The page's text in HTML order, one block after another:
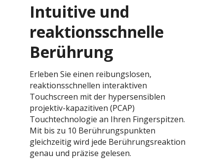
Intuitive und
reaktionsschnelle
Berührung
Erleben Sie einen reibungslosen,
reaktionsschnellen interaktiven
Touchscreen mit der hypersensiblen
projektiv-kapazitiven (PCAP)
Touchtechnologie an Ihren Fingerspitzen.
Mit bis zu 10 Berührungspunkten
gleichzeitig wird jede Berührungsreaktion
genau und präzise gelesen.